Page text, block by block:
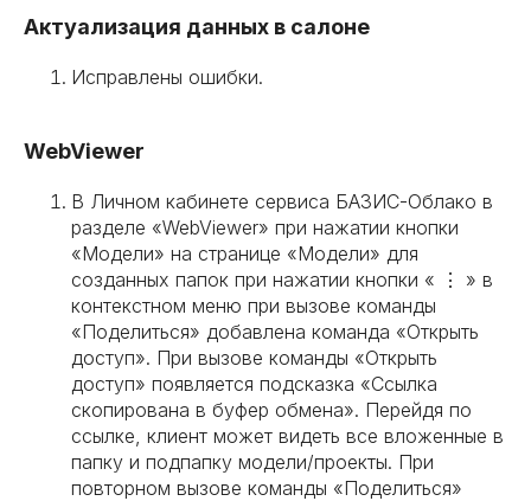
Актуализация данных в салоне
Исправлены ошибки.
WebViewer
В Личном кабинете сервиса БАЗИС-Облако в
разделе «WebViewer» при нажатии кнопки
«Модели» на странице «Модели» для
созданных папок при нажатии кнопки « ⋮ » в
контекстном меню при вызове команды
«Поделиться» добавлена команда «Открыть
доступ». При вызове команды «Открыть
доступ» появляется подсказка «Ссылка
скопирована в буфер обмена». Перейдя по
ссылке, клиент может видеть все вложенные в
папку и подпапку модели/проекты. При
повторном вызове команды «Поделиться»